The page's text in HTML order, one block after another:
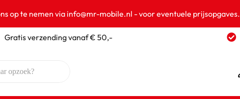
op te nemen via info@mr-mobile.nl - voor eventuele prijsopgaves.
Gratis verzending vanaf € 50,-